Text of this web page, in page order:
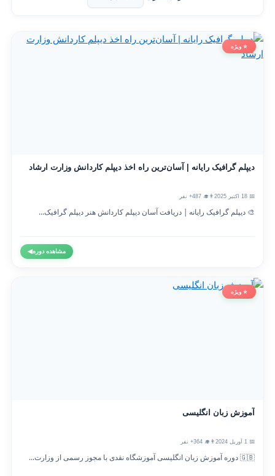
⭐ ویژه
دیپلم گرافیک رایانه | آسان‌ترین راه اخذ دیپلم کاردانش وزارت ارشاد
👨‍🎓 487+ نفر
🎨 دیپلم گرافیک رایانه | دریافت آسان دیپلم کاردانش هنر دیپلم گرافیک...
مشاهده دوره◀
⭐ ویژه
آموزش زبان انگلیسی
👨‍🎓 364+ نفر
🇬🇧 دوره آموزش زبان انگلیسی آموزشگاه نقدی با مجوز رسمی از وزارت...